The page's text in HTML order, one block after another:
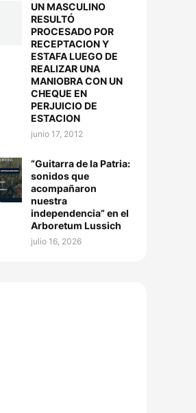
UN MASCULINO
RESULTÓ
PROCESADO POR
RECEPTACION Y
ESTAFA LUEGO DE
REALIZAR UNA
MANIOBRA CON UN
CHEQUE EN
PERJUICIO DE
ESTACION
junio 17, 2012
“Guitarra de la Patria:
sonidos que
acompañaron
nuestra
independencia” en el
Arboretum Lussich
julio 16, 2026